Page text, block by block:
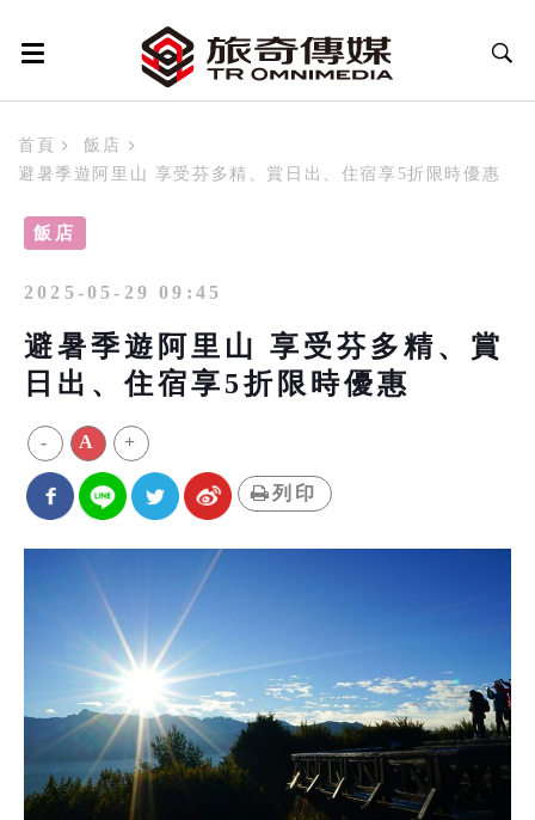
首頁
飯店
避暑季遊阿里山 享受芬多精、賞日出、住宿享5折限時優惠
飯店
2025-05-29 09:45
避暑季遊阿里山 享受芬多精、賞
日出、住宿享5折限時優惠
- A +
列印